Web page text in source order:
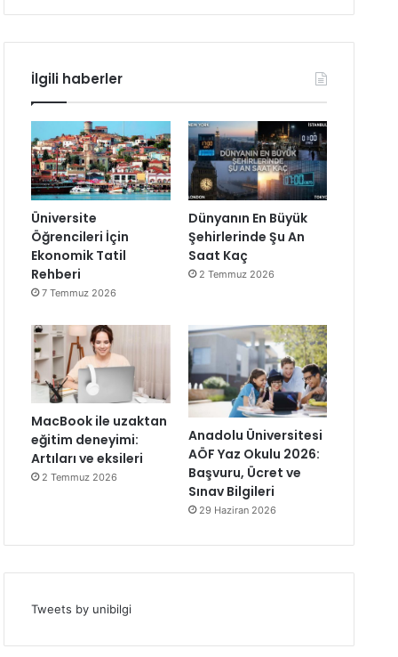
İlgili haberler
Üniversite
Öğrencileri İçin
Ekonomik Tatil
Rehberi
7 Temmuz 2026
Dünyanın En Büyük
Şehirlerinde Şu An
Saat Kaç
2 Temmuz 2026
MacBook ile uzaktan
eğitim deneyimi:
Artıları ve eksileri
2 Temmuz 2026
Anadolu Üniversitesi
AÖF Yaz Okulu 2026:
Başvuru, Ücret ve
Sınav Bilgileri
29 Haziran 2026
Tweets by unibilgi